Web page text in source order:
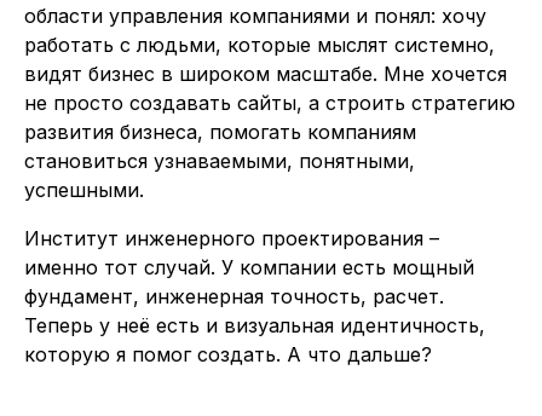
области управления компаниями и понял: хочу
работать с людьми, которые мыслят системно,
видят бизнес в широком масштабе. Мне хочется
не просто создавать сайты, а строить стратегию
развития бизнеса, помогать компаниям
становиться узнаваемыми, понятными,
успешными.
Институт инженерного проектирования –
именно тот случай. У компании есть мощный
фундамент, инженерная точность, расчет.
Теперь у неё есть и визуальная идентичность,
которую я помог создать. А что дальше?